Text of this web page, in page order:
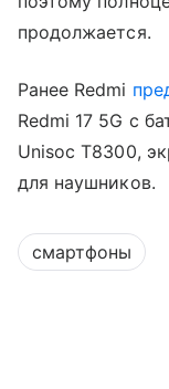
продолжается.
Ранее Redmi
Redmi 17 5G с
Unisoc T8300,
для наушников.
смартфоны